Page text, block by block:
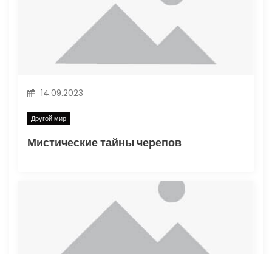
14.09.2023
Другой мир
Мистические тайны черепов